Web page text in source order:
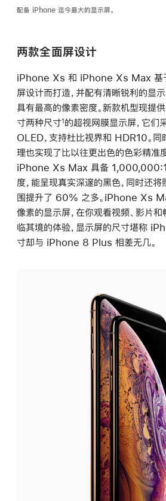
配备 iPhone 迄今最大的显示屏。
两款全面屏设计
iPhone Xs 和 iPhone Xs Max 基
屏设计而打造，并配有清晰锐利的显
具有最高的像素密度。新款机型现提
寸两种尺寸1 的超视网膜显示屏，它们
OLED，支持杜比视界和 HDR10。同
理也实现了比以往更出色的色彩精准
iPhone Xs Max 具备 1,000,000:1
度，能呈现真实深邃的黑色，同时还
围提升了 60% 之多。iPhone Xs
像素的显示屏，在你观看视频、影片
临其境的体验，显示屏的尺寸堪称
寸却与 iPhone 8 Plus 相差无几。